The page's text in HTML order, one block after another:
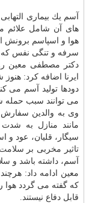
آسم یك بیماری
های آن شامل علائم
هوا و اسپاسم برونش
سرفه و تنگی نفس
دكتر مصطفی معین
ایرنا اضافه كرد:
دودها تولید آسم می
می توانند سبب حمله
وی به والدین سفارش
مانند منازل به
سیگار، قلیان، عود و
تاثیر مخربی بر سلامت
آسم، داشته باشد و
معین ادامه داد:
كه گفته می گردد هوا
قابل دفاع نیستند.